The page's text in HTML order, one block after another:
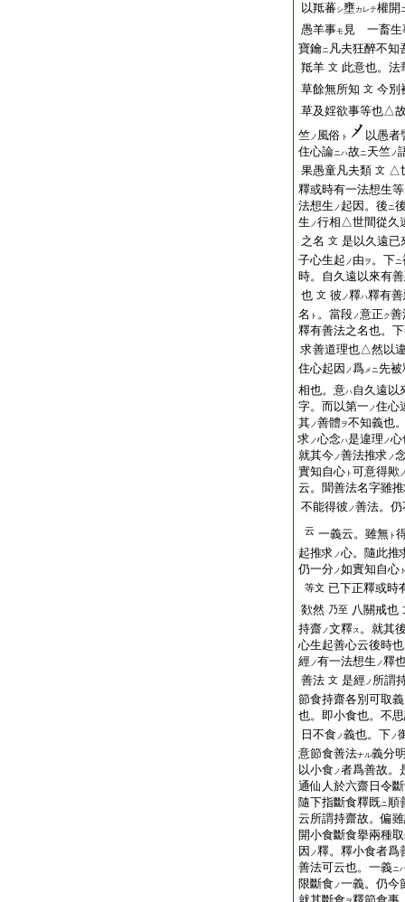
以羝蕃シ壅カレテ權開
愚羊事モ 見 一畜生
寶鑰ニ 凡夫狂醉不知
羝羊 文 此意也。法
草餘無所知 文 今別
草及婬欲事等也△
竺ノ 風俗 ト
以愚者
住心論ニハ故ニ天竺ノ
果愚童凡夫類 文 △
釋或時有一法想生等
法想生 ノ 起因。後ニ
生 ノ行相△世間從久
之名 文 是以久遠已
子心生起 ノ 由 ヲ 。下ニ
時。自久遠以來有
也 文 彼 ノ釋ハ釋有
名 ト 。當段ノ意正 ク善
釋有善法之名也。
求善道理也△然以
住心起因 ノ爲メニ先被
相也。意ハ自久遠以
字。而以第一ノ住心
其ノ善體 ヲ不知義也
求 ノ心念ハ是違理 ノ心
就其今ノ善法推求 ノ
實知自心 ト 可意得歟
云。聞善法名字雖
不能得彼 ノ善法。
云 一義云。雖無 ト
起推求 ノ心。隨此推
仍一分ノ如實知自心
等文 已下正釋或時
欻然 乃至 八關戒也
持齋ノ文釋ス 。就其
心生起善心云後時
經ノ有一法想生 ノ釋
善法 文 是經ノ 所謂
節食持齋各別可取
也。即小食也。不
日不食ノ義也。下ノ
意節食善法ナル義分
以小食ノ者爲善故。
通仙人於六齋日令
隨下指斷食釋既ニ順
云所謂持齋故。偏
開小食斷食擧兩種
因 ノ釋。釋小食者爲
善法可云也。一義ニ
限斷食ノ一義。仍今